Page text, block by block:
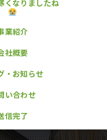
くなりましたね
業紹介
社概要
・お知らせ
い合わせ
信完了